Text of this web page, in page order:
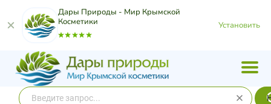
Дары Природы - Мир Крымской
Косметики
Установить